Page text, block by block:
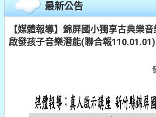
最新公告
【媒體報導】錦屏國小獨享古典樂
啟發孩子音樂潛能(聯合報110.01.01)